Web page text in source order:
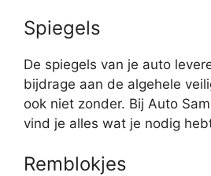
Spiegels
De spiegels van je auto
bijdrage aan de algehele
ook niet zonder. Bij Auto
vind je alles wat je nodig
Remblokjes